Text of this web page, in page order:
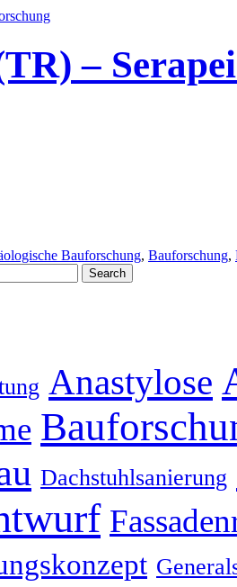
–
Bauforschung, Bauforschung,
Anastylose
Dachstuhlsanierung